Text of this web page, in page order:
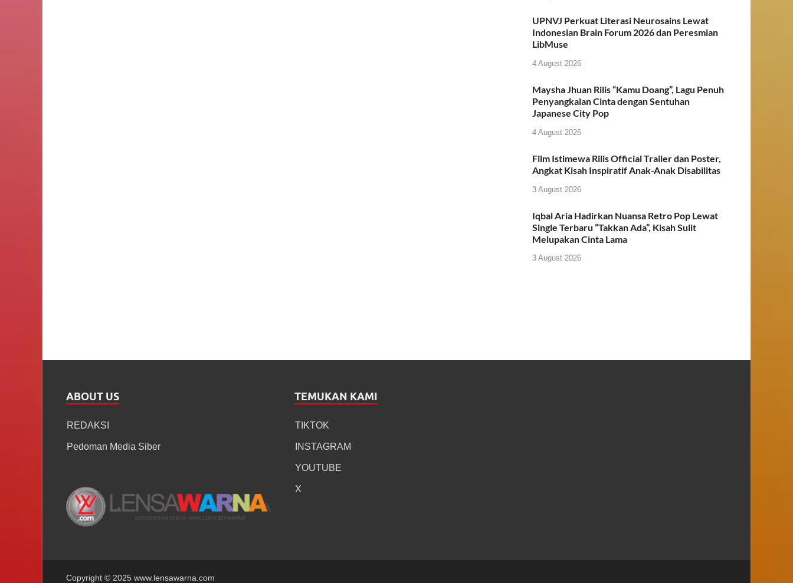
UPNVJ Perkuat Literasi Neurosains Lewat
Indonesian Brain Forum 2026 dan Peresmian
LibMuse
4 August 2026
Maysha Jhuan Rilis “Kamu Doang”, Lagu Penuh
Penyangkalan Cinta dengan Sentuhan
Japanese City Pop
4 August 2026
Film Istimewa Rilis Official Trailer dan Poster,
Angkat Kisah Inspiratif Anak-Anak Disabilitas
3 August 2026
Iqbal Aria Hadirkan Nuansa Retro Pop Lewat
Single Terbaru “Takkan Ada”, Kisah Sulit
Melupakan Cinta Lama
3 August 2026
ABOUT US
REDAKSI
Pedoman Media Siber
TEMUKAN KAMI
TIKTOK
INSTAGRAM
YOUTUBE
X
Copyright © 2025 www.lensawarna.com